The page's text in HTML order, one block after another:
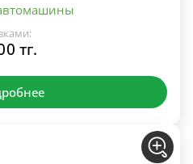
тг.